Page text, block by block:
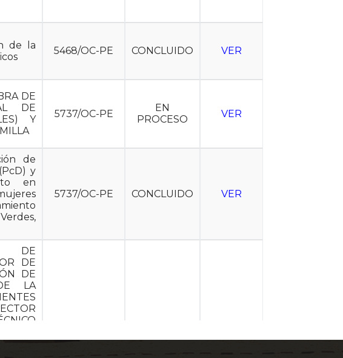
de la
5468/OC-PE CONCLUIDO VER
DE
DE
Y
5737/OC-PE
EN
PROCESO
VER
de
y
en
5737/OC-PE CONCLUIDO VER
DE
DE
DE
LA